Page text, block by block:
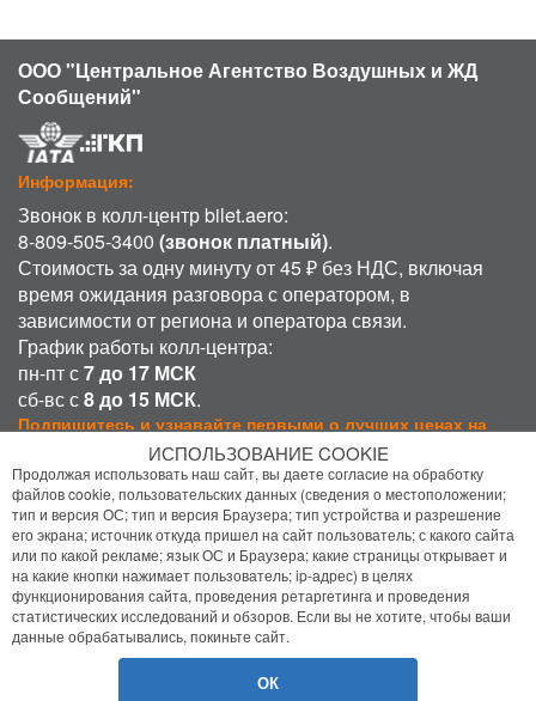
ООО "Центральное Агентство Воздушных и ЖД
Сообщений"
Информация:
Звонок в колл-центр bilet.aero:
8-809-505-3400 (звонок платный).
Стоимость за одну минуту от 45 ₽ без НДС, включая
время ожидания разговора с оператором, в
зависимости от региона и оператора связи.
График работы колл-центра:
пн-пт с7 до 17 МСК
сб-вс с8 до 15 МСК.
Подпишитесь и узнавайте первыми о лучших ценах на
Подписаться
Присоединиться:
ИСПОЛЬЗОВАНИЕ COOKIE
Продолжая использовать наш сайт, вы даете согласие на обработку
файлов cookie, пользовательских данных (сведения о местоположении;
тип и версия ОС; тип и версия Браузера; тип устройства и разрешение
его экрана; источник откуда пришел на сайт пользователь; с какого сайта
или по какой рекламе; язык ОС и Браузера; какие страницы открывает и
на какие кнопки нажимает пользователь; ip-адрес) в целях
функционирования сайта, проведения ретаргетинга и проведения
статистических исследований и обзоров. Если вы не хотите, чтобы ваши
данные обрабатывались, покиньте сайт.
ОК